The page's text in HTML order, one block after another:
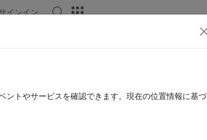
インイン
設計と、制御システムの安定性の評価
定方法を使用して電気モデルを線形化します。
ントやサービスを確認できます。現在の位置情報に基づ